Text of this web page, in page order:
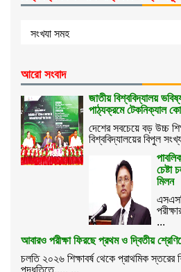
আরো সংবাদ
জাতীয় বিশ্ববিদ্যালয়
পাঠ্যক্রমে টেকনিক্যাল
দেশের সবচেয়ে বড় উচ্চ
বিশ্ববিদ্যালয়ের বিপুল
চেষ্টা
মিলন
...
আবারও পরীক্ষা ফিরছে প্রথম ও দ্বিতীয়
চলতি ২০২৬ শিক্ষাবর্ষ থেকে প্রাথমিক স্তরের
পদ্ধতিতে..... ...